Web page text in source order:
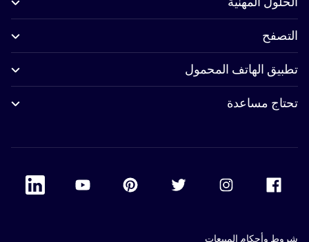
التصفح
تطبيق الهاتف المحمول
تحتاج مساعدة
Accor Youtube
Linkedin
شروط وأحكام المبيعات